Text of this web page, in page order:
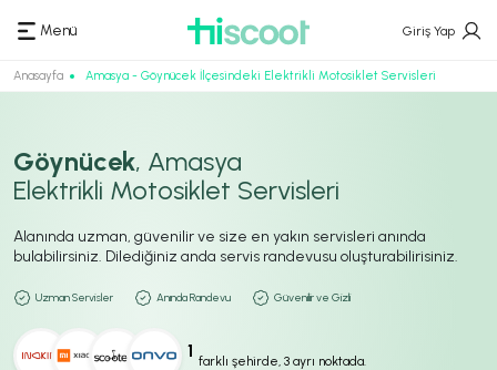
Menü Giriş Yap
Anasayfa Amasya - Göynücek İlçesindeki Elektrikli Motosiklet Servisleri
Göynücek, Amasya
Elektrikli Motosiklet Servisleri
Alanında uzman, güvenilir ve size en yakın servisleri anında
bulabilirsiniz. Dilediğiniz anda servis randevusu oluşturabilirisiniz.
Uzman Servisler Anında Randevu Güvenilir ve Gizli
1 farklı şehirde, 3 ayrı noktada.